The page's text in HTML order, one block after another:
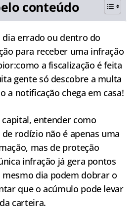
conteúdo
dia errado ou dentro do
para receber uma infração
a fiscalização é feita
gente só descobre a multa
a notificação chega em casa!
capital, entender como
rodízio não é apenas uma
mas de proteção
infração já gera pontos
mesmo dia podem dobrar o
que o acúmulo pode levar
carteira.